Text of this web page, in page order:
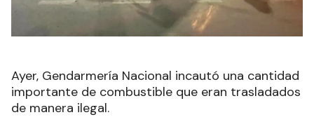
Ayer, Gendarmería Nacional incautó una cantidad
importante de combustible que eran trasladados
de manera ilegal.